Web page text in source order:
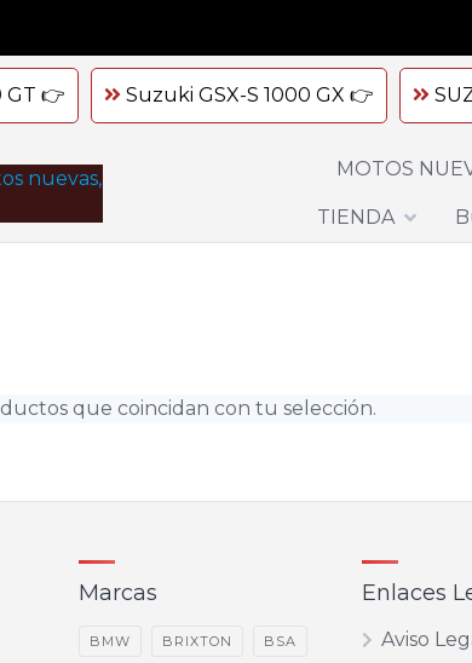
GT 👉 Suzuki GSX-S 1000 GX 👉
MOTOS
TIENDA
que coincidan con tu selección.
Marcas
BMW BRIXTON BSA
Enlaces
Aviso